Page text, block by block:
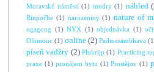
Moravské náměstí (1) mudry (1) náhled
Rinpočhe (1) narozeniny (1) nature of
ngagong (1) NYX (1) objednávka (1)
Olomouc (1) online (2) Padmasambhava
píseň vadžry (2) Plukrijp (1) Practicing
praxe (1) pronájem bytu (1) Prostějov (1)